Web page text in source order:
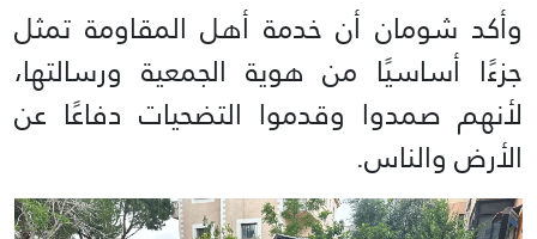
وأكد شومان أن خدمة أهل المقاومة تمثل
جزءًا أساسيًا من هوية الجمعية ورسالتها،
لأنهم صمدوا وقدموا التضحيات دفاعًا عن
الأرض والناس.